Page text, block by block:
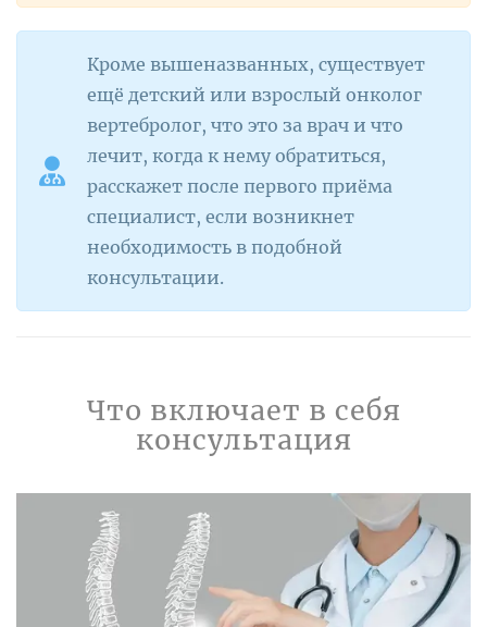
Кроме вышеназванных, существует
ещё детский или взрослый онколог
вертебролог, что это за врач и что
лечит, когда к нему обратиться,
расскажет после первого приёма
специалист, если возникнет
необходимость в подобной
консультации.
Что включает в себя
консультация